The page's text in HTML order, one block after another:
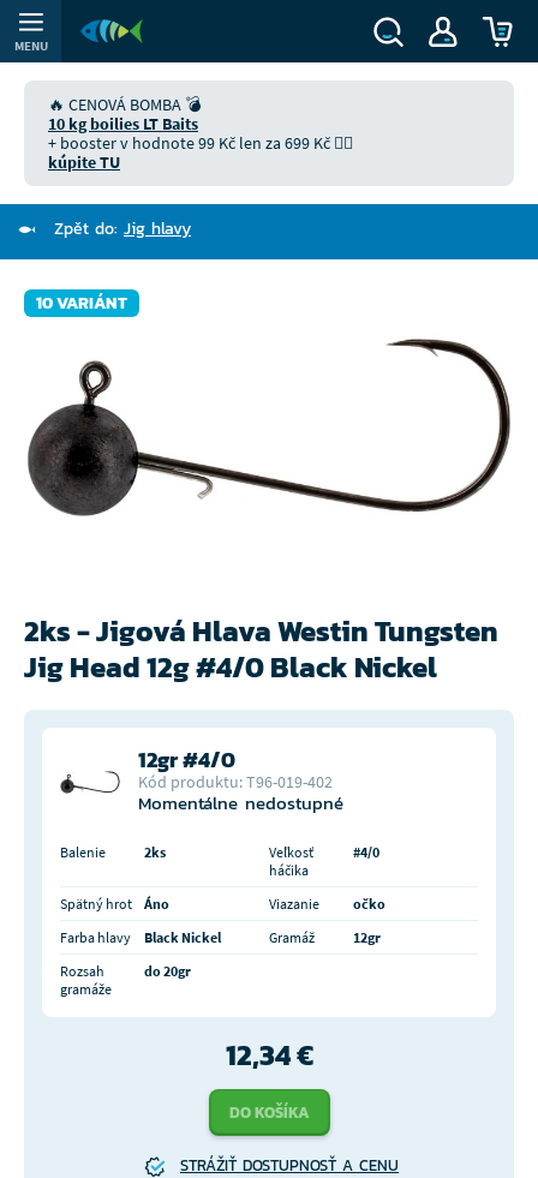
MENU
🔥 CENOVÁ BOMBA 💣
10 kg boilies LT Baits
+ booster v hodnote 99 Kč len za 699 Kč 👉🏻
kúpite TU
Zpět do: Jig hlavy
10 VARIÁNT
2ks - Jigová Hlava Westin Tungsten
Jig Head 12g #4/0 Black Nickel
12gr #4/0
Kód produktu: T96-019-402
Momentálne nedostupné
Balenie 2ks
Veľkosť
háčika
#4/0
Spätný hrot Áno Viazanie
očko
Farba hlavy
Black Nickel Gramáž
12gr
Rozsah
gramáže
do 20gr
12,34 €
DO KOŠÍKA
STRÁŽIŤ DOSTUPNOSŤ A CENU